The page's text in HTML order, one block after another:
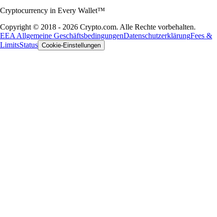
Cryptocurrency in Every Wallet™
Copyright © 2018 - 2026 Crypto.com. Alle Rechte vorbehalten.
EEA Allgemeine GeschäftsbedingungenDatenschutzerklärungFees &
LimitsStatus Cookie-Einstellungen